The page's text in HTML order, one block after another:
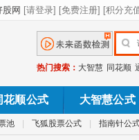
热门搜索： 大智慧 同花顺
花顺公式 大智慧公式
池 飞狐股票公式 指南针公